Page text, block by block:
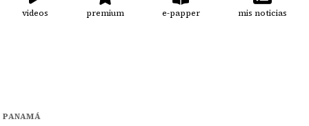
videos premium e-papper mis noticias
PANAMÁ